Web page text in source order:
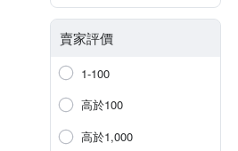
賣家評價
1-100
高於100
高於1,000